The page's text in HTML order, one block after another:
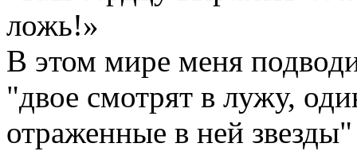
ложь!»
В этом мире меня
"двое смотрят в лужу,
отраженные в ней звезды"